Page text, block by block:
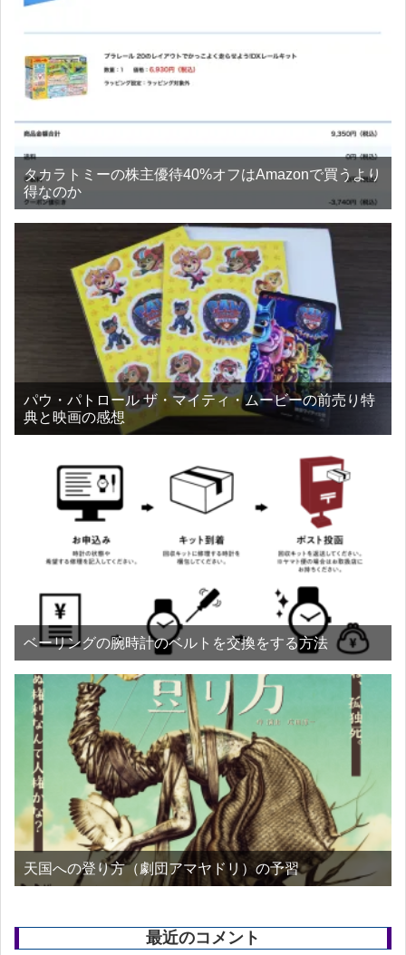
タカラトミーの株主優待40%オフはAmazonで買うより
得なのか
パウ・パトロール ザ・マイティ・ムービーの前売り特
典と映画の感想
ベーリングの腕時計のベルトを交換をする方法
天国への登り方（劇団アマヤドリ）の予習
最近のコメント